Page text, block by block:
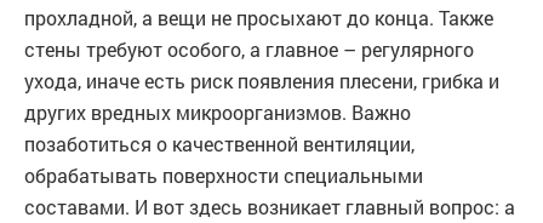
прохладной, а вещи не просыхают до конца. Также
стены требуют особого, а главное – регулярного
ухода, иначе есть риск появления плесени, грибка и
других вредных микроорганизмов. Важно
позаботиться о качественной вентиляции,
обрабатывать поверхности специальными
составами. И вот здесь возникает главный вопрос: а